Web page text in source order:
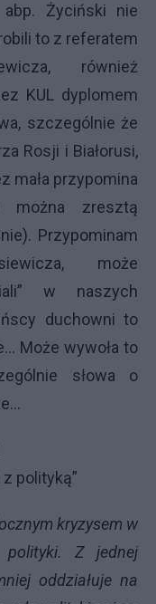
Życiński nie
to z referatem
również
KUL dyplomem
szczególnie że
Rosji i Białorusi,
mała przypomina
można zresztą
Przypominam
może
w naszych
duchowni to
Może wywoła to
słowa o
polityką”
kryzysem w
polityki. Z jednej
oddziałuje na